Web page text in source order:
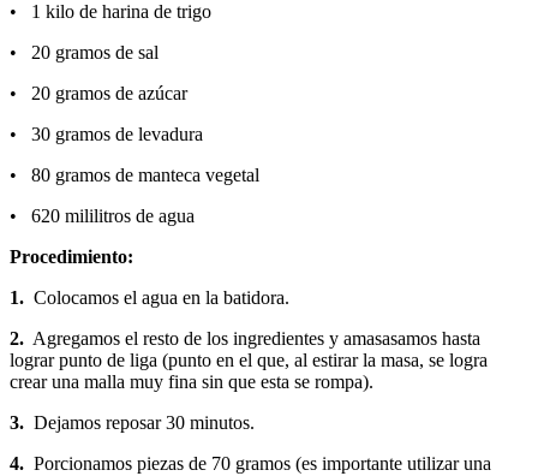
• 1 kilo de harina de trigo
• 20 gramos de sal
• 20 gramos de azúcar
• 30 gramos de levadura
• 80 gramos de manteca vegetal
• 620 mililitros de agua
Procedimiento:
1. Colocamos el agua en la batidora.
2. Agregamos el resto de los ingredientes y amasasamos hasta
lograr punto de liga (punto en el que, al estirar la masa, se logra
crear una malla muy fina sin que esta se rompa).
3. Dejamos reposar 30 minutos.
4. Porcionamos piezas de 70 gramos (es importante utilizar una